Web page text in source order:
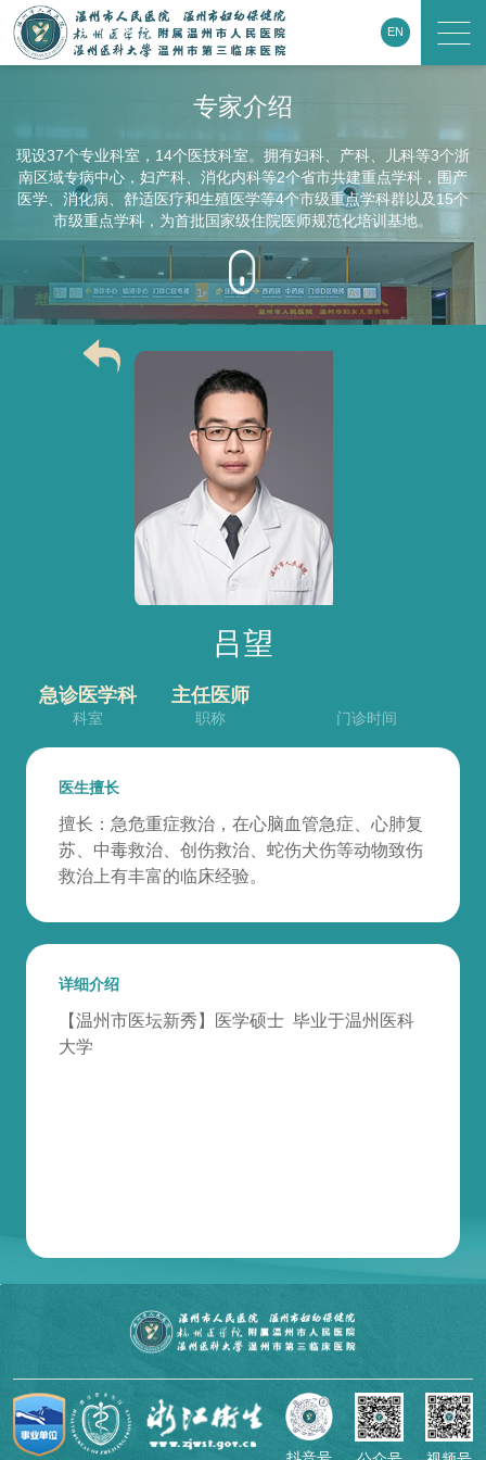
EN
专家介绍
现设37个专业科室，14个医技科室。拥有妇科、产科、儿科等3个浙
南区域专病中心，妇产科、消化内科等2个省市共建重点学科，围产
医学、消化病、舒适医疗和生殖医学等4个市级重点学科群以及15个
市级重点学科，为首批国家级住院医师规范化培训基地。
吕望
急诊医学科
科室
主任医师
职称 门诊时间
医生擅长
擅长：急危重症救治，在心脑血管急症、心肺复
苏、中毒救治、创伤救治、蛇伤犬伤等动物致伤
救治上有丰富的临床经验。
详细介绍
【温州市医坛新秀】医学硕士 毕业于温州医科
大学